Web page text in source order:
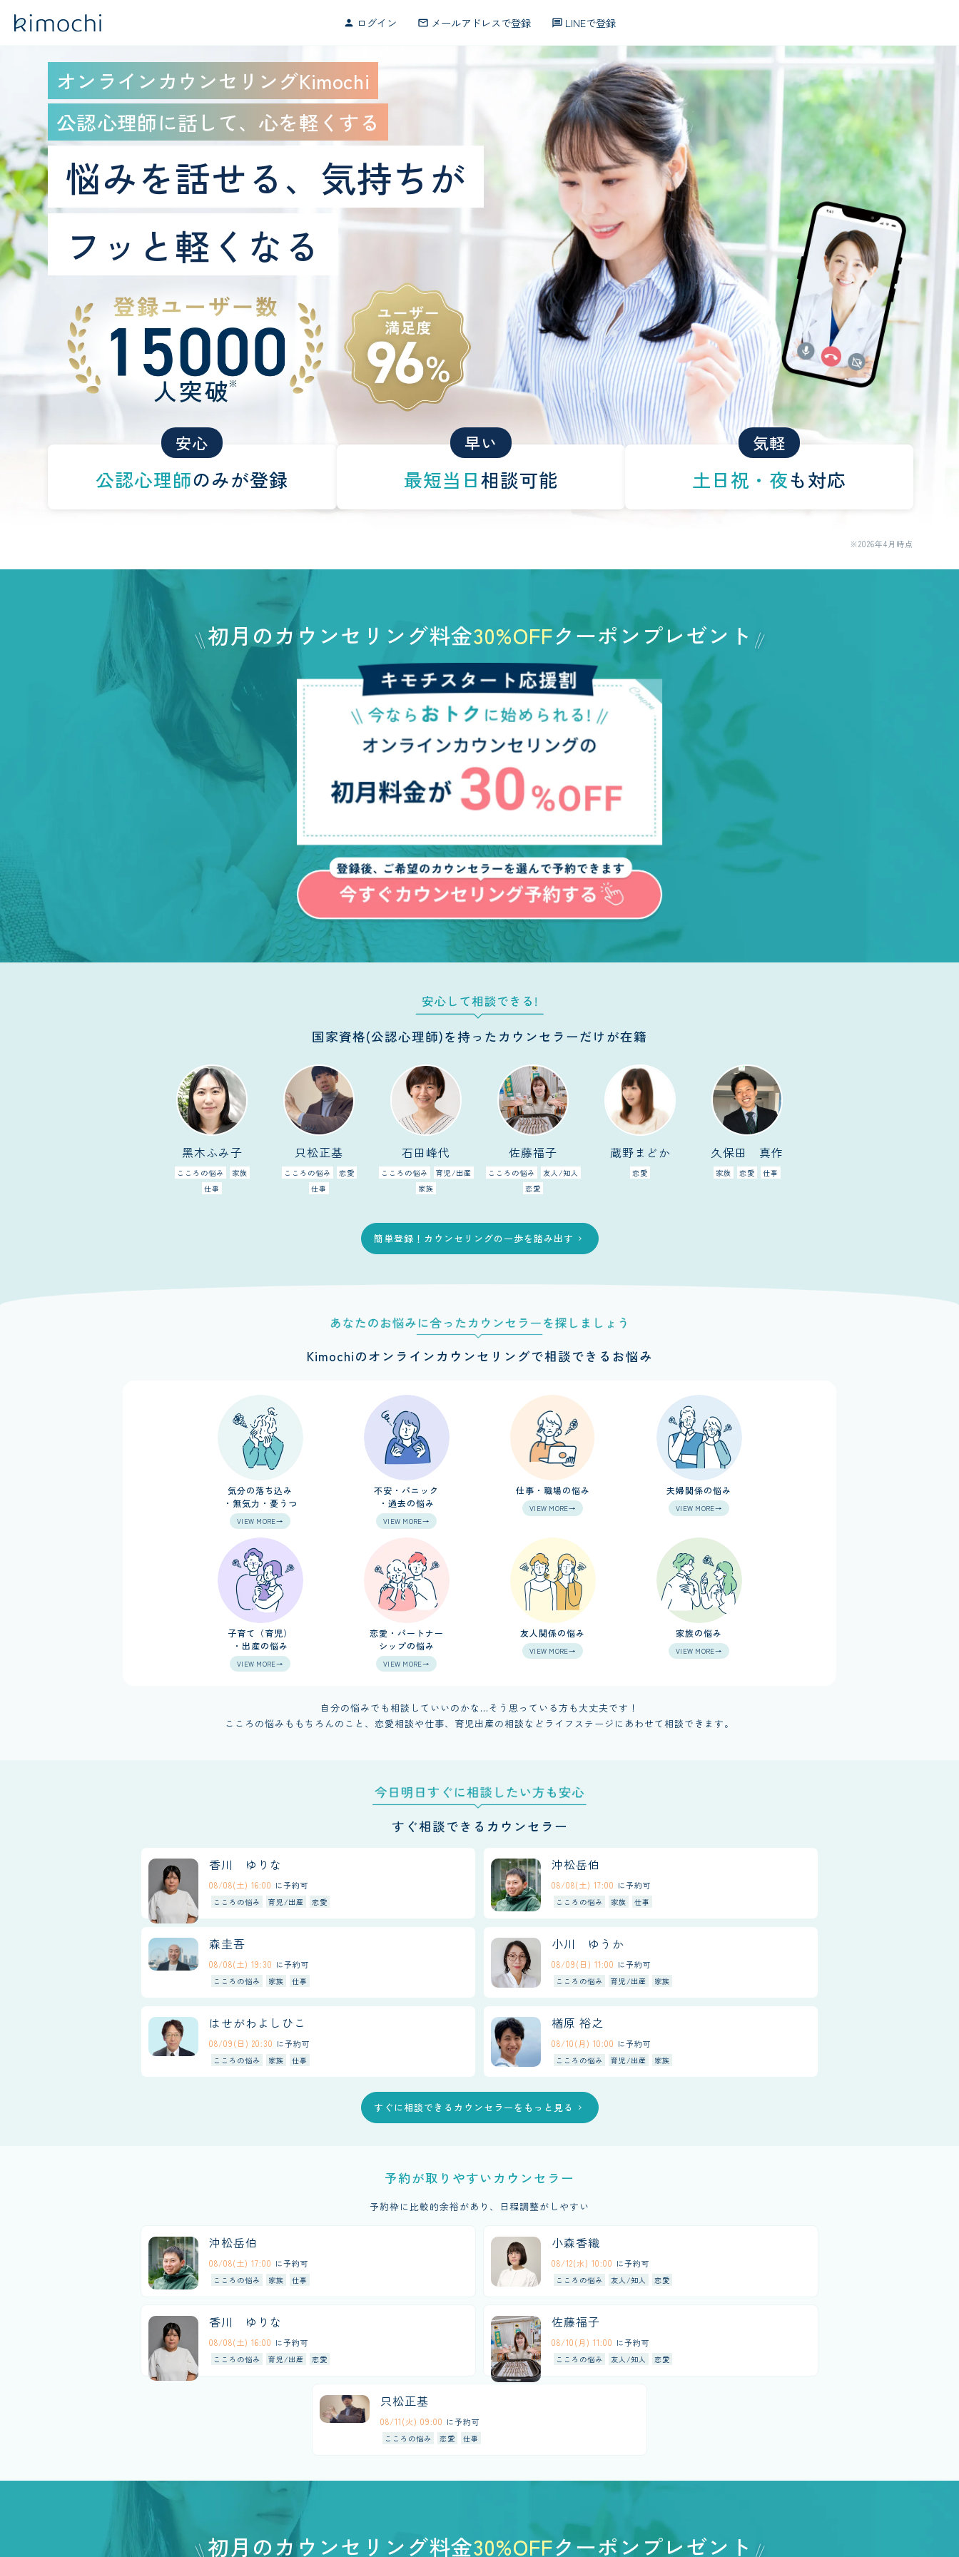
person ログイン mail_outline メールアドレスで登録 message LINEで登録
オンラインカウンセリングKimochi
公認心理師に話して、心を軽くする
悩みを話せる、気持ちが
フッと軽くなる
安心
公認心理師のみが登録
早い
最短当日相談可能
気軽
土日祝・夜も対応
※2026年4月時点
初月のカウンセリング料金30%OFFクーポンプレゼント
国家資格(公認心理師)を持ったカウンセラーだけが在籍
黑木ふみ子
こころの悩み
家族
仕事
只松正基
こころの悩み
恋愛
仕事
石田峰代
こころの悩み
育児/出産
家族
佐藤福子
こころの悩み
友人/知人
恋愛
蔵野まどか
恋愛
久保田 真作
家族 恋愛 仕事
簡単登録！カウンセリングの一歩を踏み出す chevron_right
Kimochiのオンラインカウンセリングで相談できるお悩み
気分の落ち込み
・無気力・憂うつ
VIEW MORE→
不安・パニック
・過去の悩み
VIEW MORE→
仕事・職場の悩み
VIEW MORE→
夫婦関係の悩み
VIEW MORE→
子育て（育児）
・出産の悩み
VIEW MORE→
恋愛・パートナー
シップの悩み
VIEW MORE→
友人関係の悩み
VIEW MORE→
家族の悩み
VIEW MORE→
自分の悩みでも相談していいのかな...そう思っている方も大丈夫です！
こころの悩みももちろんのこと、 恋愛相談や仕事、育児出産の相談など ライフステージにあわせて相談できます。
すぐ相談できるカウンセラー
香川 ゆりな
08/08(土) 16:00 に予約可
こころの悩み 育児/出産 恋愛
沖松岳伯
08/08(土) 17:00 に予約可
こころの悩み 家族 仕事
森圭吾
08/08(土) 19:30 に予約可
こころの悩み 家族 仕事
小川 ゆうか
08/09(日) 11:00 に予約可
こころの悩み 育児/出産 家族
はせがわよしひこ
08/09(日) 20:30 に予約可
こころの悩み 家族 仕事
楢原 裕之
08/10(月) 10:00 に予約可
こころの悩み 育児/出産 家族
すぐに相談できるカウンセラーをもっと見る chevron_right
予約が取りやすいカウンセラー
予約枠に比較的余裕があり、日程調整がしやすい
沖松岳伯
08/08(土) 17:00 に予約可
こころの悩み 家族 仕事
小森香織
08/12(水) 10:00 に予約可
こころの悩み 友人/知人 恋愛
香川 ゆりな
08/08(土) 16:00 に予約可
こころの悩み 育児/出産 恋愛
佐藤福子
08/10(月) 11:00 に予約可
こころの悩み 友人/知人 恋愛
只松正基
08/11(火) 09:00 に予約可
こころの悩み 恋愛 仕事
初月のカウンセリング料金30%OFFクーポンプレゼント